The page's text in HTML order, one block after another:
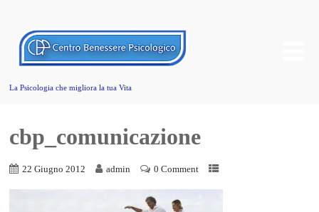
La Psicologia che migliora la tua Vita
cbp_comunicazione
22 Giugno 2012 admin 0 Comment